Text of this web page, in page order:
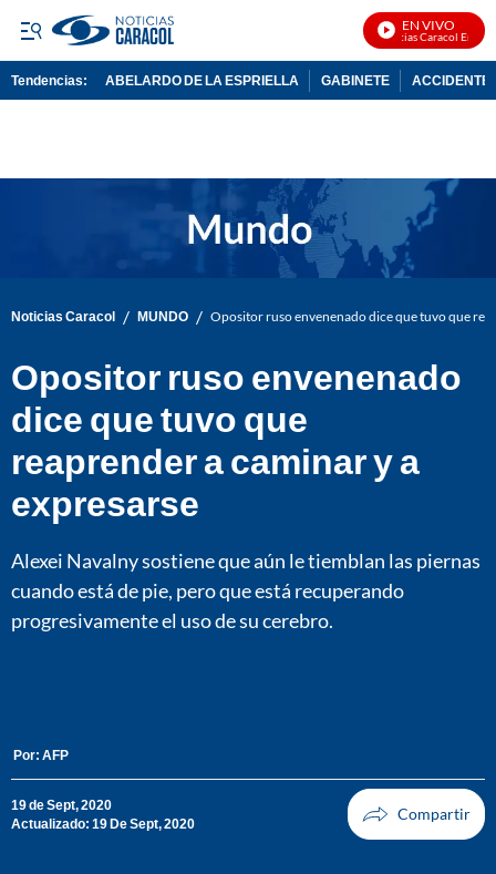
EN VIVO
Noticias Caracol En Vivo
Tendencias: ABELARDO DE LA ESPRIELLA GABINETE ACCIDENTE
Noticias Caracol / MUNDO / Opositor ruso envenenado dice que tuvo que
Opositor ruso envenenado
dice que tuvo que
reaprender a caminar y a
expresarse
Alexei Navalny sostiene que aún le tiemblan las piernas
cuando está de pie, pero que está recuperando
progresivamente el uso de su cerebro.
Por: AFP
19 de Sept, 2020
Actualizado: 19 De Sept, 2020